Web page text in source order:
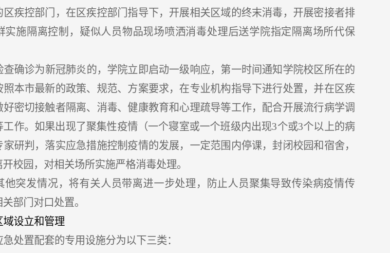
区疾控部门，在区疾控部门指导下，开展相关区域的终末消毒，开展密接者排
实施隔离控制，疑似人员物品现场喷洒消毒处理后送学院指定隔离场所代保
查确诊为新冠肺炎的，学院立即启动一级响应，第一时间通知学院校区所在的
照本市最新的政策、规范、方案要求，在专业机构指导下进行处置，并在区疾
密切接触者隔离、消毒、健康教育和心理疏导等工作，配合开展流行病学调
工作。如果出现了聚集性疫情（一个寝室或一个班级内出现3个或3个以上的病
研判，落实应急措施控制疫情的发展，一定范围内停课，封闭校园和宿舍，
校园，对相关场所实施严格消毒处理。
他突发情况，将有关人员带离进一步处理，防止人员聚集导致传染病疫情传
部门对口处置。
域设立和管理
处置配套的专用设施分为以下三类：